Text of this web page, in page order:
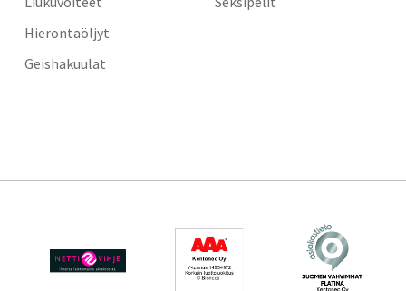
Hierontaöljyt
Geishakuulat